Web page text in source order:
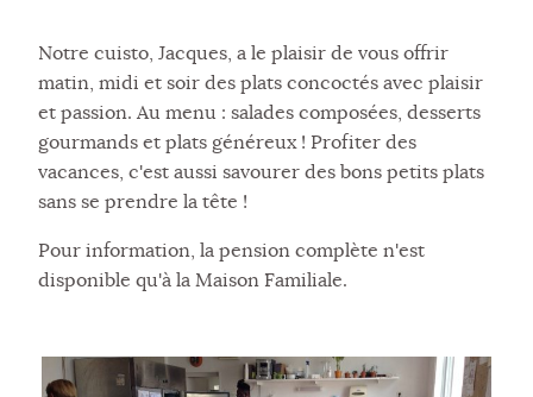
Notre cuisto, Jacques, a le plaisir de vous offrir
matin, midi et soir des plats concoctés avec plaisir
et passion. Au menu : salades composées, desserts
gourmands et plats généreux ! Profiter des
vacances, c'est aussi savourer des bons petits plats
sans se prendre la tête !
Pour information, la pension complète n'est
disponible qu'à la Maison Familiale.